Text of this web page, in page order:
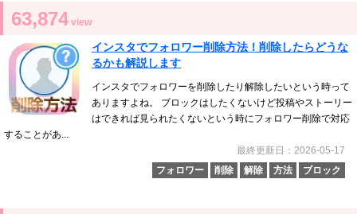
63,874 view
インスタでフォロワー削除方法！削除したらどうな
るかも解説します
インスタでフォロワーを削除したり解除したいという時って
ありますよね。 ブロックはしたくないけど投稿やストーリー
はできれば見られたくないという時にフォロワー削除で対応
することがあ...
最終更新日：2026-05-17
フォロワー
削除 解除 方法 ブロック